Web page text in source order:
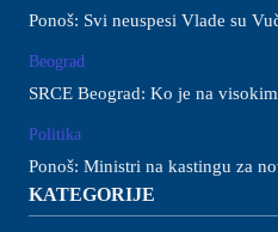
Ponoš: Svi neuspesi Vlade su
Beograd
SRCE Beograd: Ko je na
Politika
Ponoš: Ministri na kastingu za
KATEGORIJE